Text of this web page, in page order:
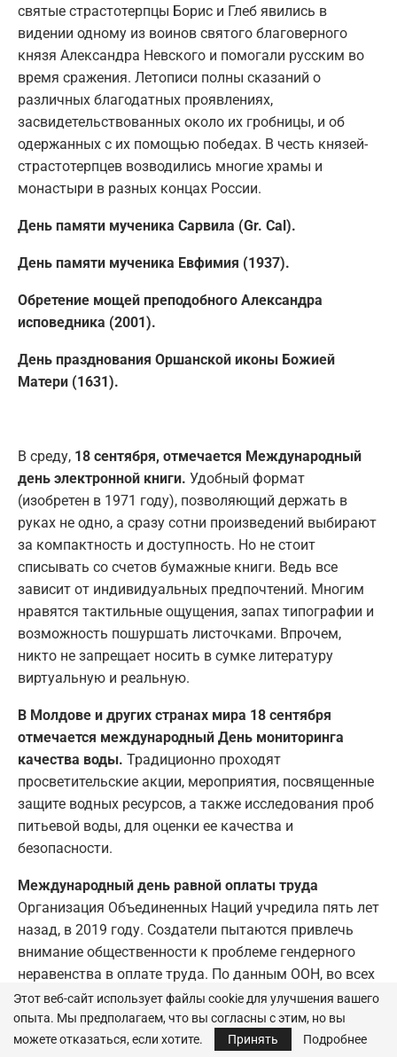
святые страстотерпцы Борис и Глеб явились в
видении одному из воинов святого благоверного
князя Александра Невского и помогали русским во
время сражения. Летописи полны сказаний о
различных благодатных проявлениях,
засвидетельствованных около их гробницы, и об
одержанных с их помощью победах. В честь князей-
страстотерпцев возводились многие храмы и
монастыри в разных концах России.
День памяти мученика Сарвила (Gr. Cal).
День памяти мученика Евфимия (1937).
Обретение мощей преподобного Александра
исповедника (2001).
День празднования Оршанской иконы Божией
Матери (1631).
В среду, 18 сентября, отмечается Международный
день электронной книги. Удобный формат
(изобретен в 1971 году), позволяющий держать в
руках не одно, а сразу сотни произведений выбирают
за компактность и доступность. Но не стоит
списывать со счетов бумажные книги. Ведь все
зависит от индивидуальных предпочтений. Многим
нравятся тактильные ощущения, запах типографии и
возможность пошуршать листочками. Впрочем,
никто не запрещает носить в сумке литературу
виртуальную и реальную.
В Молдове и других странах мира 18 сентября
отмечается международный День мониторинга
качества воды. Традиционно проходят
просветительские акции, мероприятия, посвященные
защите водных ресурсов, а также исследования проб
питьевой воды, для оценки ее качества и
безопасности.
Международный день равной оплаты труда
Организация Объединенных Наций учредила пять лет
назад, в 2019 году. Создатели пытаются привлечь
внимание общественности к проблеме гендерного
неравенства в оплате труда. По данным ООН, во всех
регионах мира женщины получают меньшую
заработную плату, чем мужчины. Разница
составляет почти 20%.
Этот веб-сайт использует файлы cookie для улучшения вашего
опыта. Мы предполагаем, что вы согласны с этим, но вы
можете отказаться, если хотите.
Принять Подробнее